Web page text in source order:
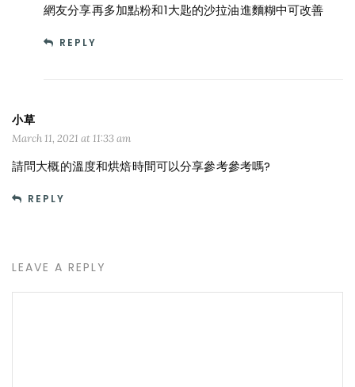
網友分享再多加點粉和1大匙的沙拉油進麵糊中可改善
REPLY
小草
March 11, 2021 at 11:33 am
請問大概的溫度和烘焙時間可以分享參考參考嗎?
REPLY
LEAVE A REPLY